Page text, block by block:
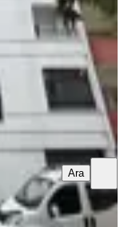
Ara